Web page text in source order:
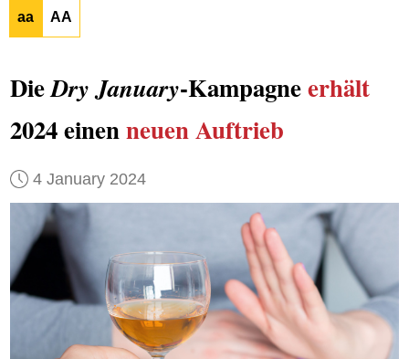
aa AA
DieDry January-Kampagneerhält
2024 einenneuen Auftrieb
4 January 2024